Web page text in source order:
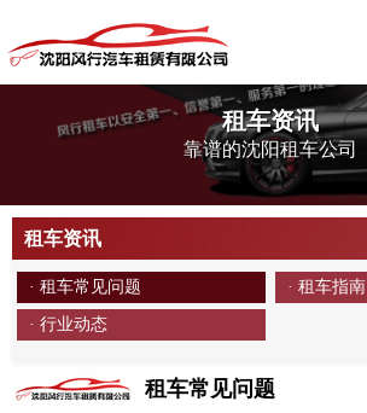
租车资讯
靠谱的沈阳租车公司
租车资讯
· 租车常见问题 · 租车指南
· 行业动态
租车常见问题